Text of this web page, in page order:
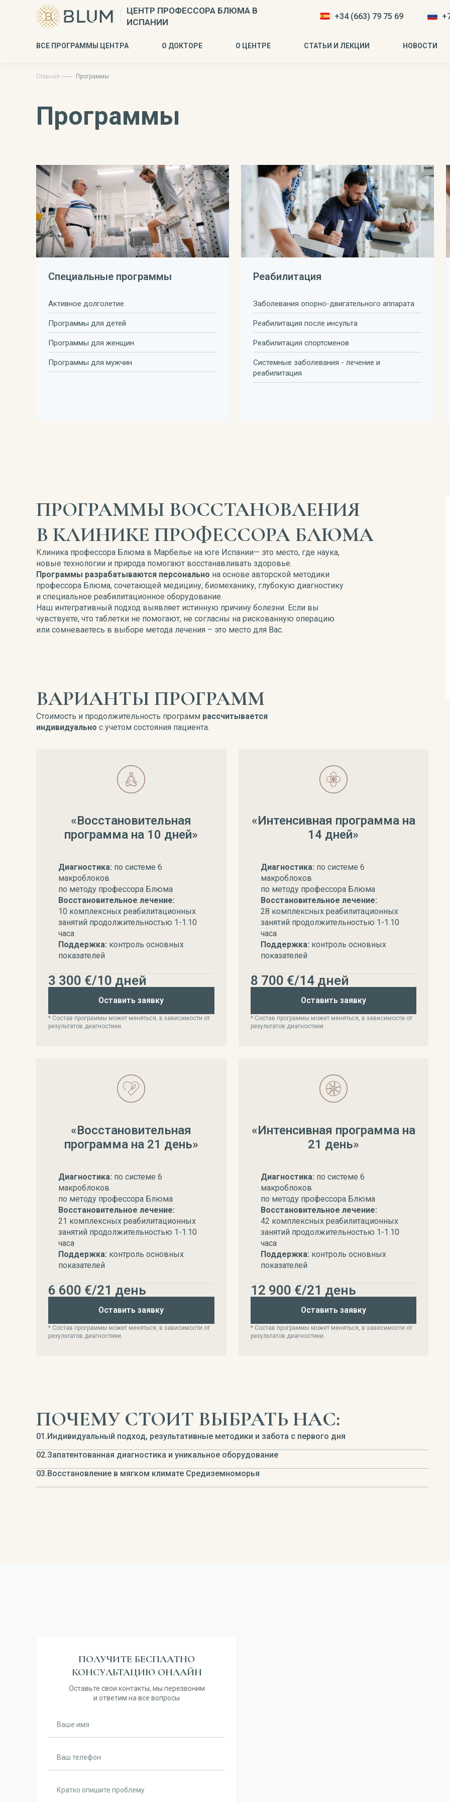
ЦЕНТР ПРОФЕССОРА БЛЮМА В
ИСПАНИИ
+34 (663) 79 75 69
ВСЕ ПРОГРАММЫ ЦЕНТРА О ДОКТОРЕ О ЦЕНТРЕ СТАТЬИ И ЛЕКЦИИ НОВОСТИ
Главная Программы
Программы
Специальные программы
Активное долголетие
Программы для детей
Программы для женщин
Программы для мужчин
Реабилитация
Заболевания опорно-двигательного аппарата
Реабилитация после инсульта
Реабилитация спортсменов
Системные заболевания - лечение и
реабилитация
ПРОГРАММЫ ВОССТАНОВЛЕНИЯ
В КЛИНИКЕ ПРОФЕССОРА БЛЮМА
Клиника профессора Блюма в Марбелье на юге Испании— это место, где наука,
новые технологии и природа помогают восстанавливать здоровье.
Программы разрабатываются персонально на основе авторской методики
профессора Блюма, сочетающей медицину, биомеханику, глубокую диагностику
и специальное реабилитационное оборудование.
Наш интегративный подход выявляет истинную причину болезни. Если вы
чувствуете, что таблетки не помогают, не согласны на рискованную операцию
или сомневаетесь в выборе метода лечения – это место для Вас.
ВАРИАНТЫ ПРОГРАММ
Стоимость и продолжительность программ рассчитывается
индивидуально с учетом состояния пациента.
«Восстановительная
программа на 10 дней»
Диагностика: по системе 6
макроблоков
по методу профессора Блюма
Восстановительное лечение:
10 комплексных реабилитационных
занятий продолжительностью 1-1.10
часа
Поддержка: контроль основных
показателей
3 300 €/10 дней
Оставить заявку
* Состав программы может меняться, в зависимости от
результатов диагностики.
«Интенсивная программа на
14 дней»
Диагностика: по системе 6
макроблоков
по методу профессора Блюма
Восстановительное лечение:
28 комплексных реабилитационных
занятий продолжительностью 1-1.10
часа
Поддержка: контроль основных
показателей
8 700 €/14 дней
Оставить заявку
* Состав программы может меняться, в зависимости от
результатов диагностики.
«Восстановительная
программа на 21 день»
Диагностика: по системе 6
макроблоков
по методу профессора Блюма
Восстановительное лечение:
21 комплексных реабилитационных
занятий продолжительностью 1-1.10
часа
Поддержка: контроль основных
показателей
6 600 €/21 день
Оставить заявку
* Состав программы может меняться, в зависимости от
результатов диагностики.
«Интенсивная программа на
21 день»
Диагностика: по системе 6
макроблоков
по методу профессора Блюма
Восстановительное лечение:
42 комплексных реабилитационных
занятий продолжительностью 1-1.10
часа
Поддержка: контроль основных
показателей
12 900 €/21 день
Оставить заявку
* Состав программы может меняться, в зависимости от
результатов диагностики.
ПОЧЕМУ СТОИТ ВЫБРАТЬ НАС:
01.Индивидуальный подход, результативные методики и забота с первого дня
02.Запатентованная диагностика и уникальное оборудование
03.Восстановление в мягком климате Средиземноморья
ПОЛУЧИТЕ БЕСПЛАТНО
КОНСУЛЬТАЦИЮ ОНЛАЙН
Оставьте свои контакты, мы перезвоним
и ответим на все вопросы